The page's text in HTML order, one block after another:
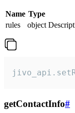
Name Type
rules
object
getContactInfo#